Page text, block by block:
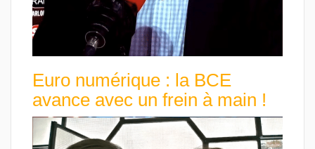
Euro numérique : la BCE
avance avec un frein à main !